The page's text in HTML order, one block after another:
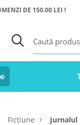
DE 150.00 LEI !
Ficțiune Jurnalul